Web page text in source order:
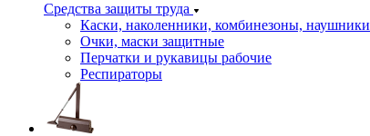
Средства защиты труда
Каски, наколенники, комбинезоны, наушники
Очки, маски защитные
Перчатки и рукавицы рабочие
Респираторы